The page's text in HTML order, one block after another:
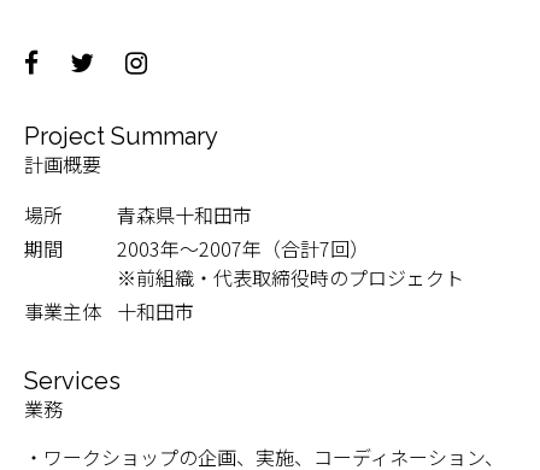
Project Summary
計画概要
場所
青森県十和田市
期間
2003年～2007年（合計7回）
※前組織・代表取締役時のプロジェクト
事業主体 十和田市
Services
業務
・ワークショップの企画、実施、コーディネーション、